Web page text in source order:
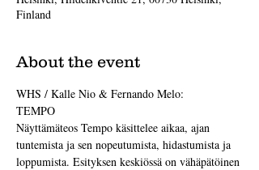
Finland
About the event
WHS / Kalle Nio & Fernando Melo:
TEMPO
Näyttämäteos Tempo käsittelee aikaa, ajan
tuntemista ja sen nopeutumista, hidastumista ja
loppumista. Esityksen keskiössä on vähäpätöinen